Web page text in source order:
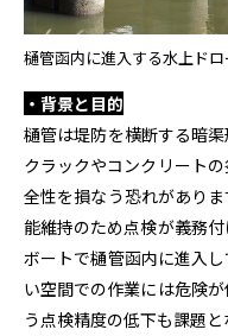
樋管函内に進入する水上ドロ
・背景と目的
樋管は堤防を横断する暗
クラックやコンクリート
全性を損なう恐れがあり
能維持のため点検が義務
ボートで樋管函内に進入
い空間での作業には危険
う点検精度の低下も課題と